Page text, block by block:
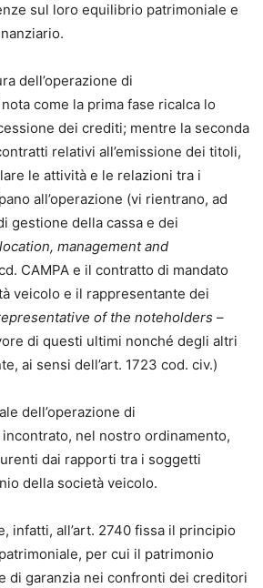
sul loro equilibrio patrimoniale e
dell’operazione di
come la prima fase ricalca lo
dei crediti; mentre la seconda
relativi all’emissione dei titoli,
le attività e le relazioni tra i
all’operazione (vi rientrano, ad
gestione della cassa e dei
management and
CAMPA e il contratto di mandato
veicolo e il rappresentante dei
of the noteholders –
di questi ultimi nonché degli altri
ai sensi dell’art. 1723 cod. civ.)
dell’operazione di
nel nostro ordinamento,
dai rapporti tra i soggetti
della società veicolo.
infatti, all’art. 2740 fissa il principio
per cui il patrimonio
di garanzia nei confronti dei creditori